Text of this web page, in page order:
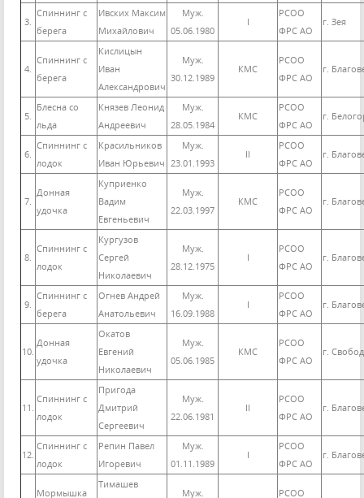
3.
Спиннинг с
берега
Ивских Максим
Михайлович
Муж.
05.06.1980
I
РСОО
ФРС АО
г. Зея
4.
Спиннинг с
берега
Кислицын
Иван
Александрович
Муж.
30.12.1989
КМС
РСОО
ФРС АО
г.
5.
Блесна со
льда
Князев Леонид
Андреевич
Муж.
28.05.1984
КМС
РСОО
ФРС АО
г.
6.
Спиннинг с
лодок
Красильников
Иван Юрьевич
Муж.
23.01.1993
II
РСОО
ФРС АО
г.
7.
Донная
удочка
Куприенко
Вадим
Евгеньевич
Муж.
22.03.1997
КМС
РСОО
ФРС АО
г.
8.
Спиннинг с
лодок
Кургузов
Сергей
Николаевич
Муж.
28.12.1975
I
РСОО
ФРС АО
г.
9.
Спиннинг с
берега
Огнев Андрей
Анатольевич
Муж.
16.09.1988
I
РСОО
ФРС АО
г.
10.
Донная
удочка
Окатов
Евгений
Николаевич
Муж.
05.06.1985
КМС
РСОО
ФРС АО
г.
11.
Спиннинг с
лодок
Пригода
Дмитрий
Сергеевич
Муж.
22.06.1981
II
РСОО
ФРС АО
г.
12.
Спиннинг с
лодок
Репин Павел
Игоревич
Муж.
01.11.1989
I
РСОО
ФРС АО
г.
Мормышка
Тимашев
Муж. РСОО